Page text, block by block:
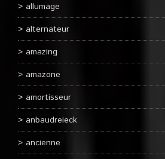
allumage
alternateur
amazing
amazone
amortisseur
anbaudreieck
ancienne